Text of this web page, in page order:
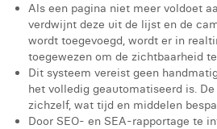
William Rezette
Yaël Vanhoe
Als een pagina niet meer voldoet
verdwijnt deze uit de lijst en de
wordt toegevoegd, wordt er in
toegewezen om de zichtbaarheid
Dit systeem vereist geen
het volledig geautomatiseerd is.
zichzelf, wat tijd en middelen
Door SEO- en SEA-rapportage te